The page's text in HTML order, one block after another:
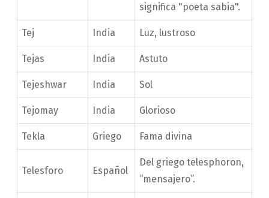
significa "poeta sabia".
Tej India Luz, lustroso
Tejas India Astuto
Tejeshwar India Sol
Tejomay India Glorioso
Tekla Griego Fama divina
Telesforo Español
Del griego telesphoron,
“mensajero”.